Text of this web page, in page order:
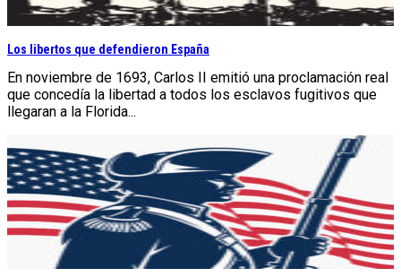
Los libertos que defendieron España
En noviembre de 1693, Carlos II emitió una proclamación real
que concedía la libertad a todos los esclavos fugitivos que
llegaran a la Florida...